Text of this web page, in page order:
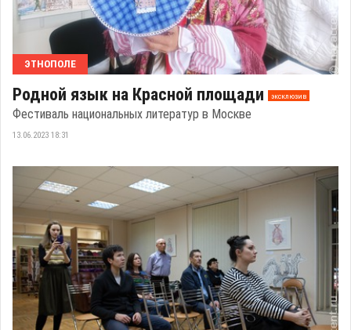
ЭТНОПОЛЕ
Родной язык на Красной площади эксклюзив
Фестиваль национальных литератур в Москве
13.06.2023 18:31